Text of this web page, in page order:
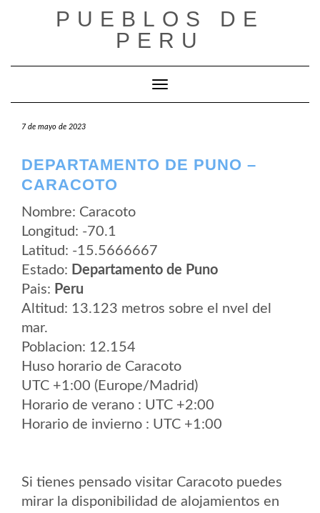
PUEBLOS DE
PERU
Cambiar modo de navegación
7 de mayo de 2023
DEPARTAMENTO DE PUNO –
CARACOTO
Nombre: Caracoto
Longitud: -70.1
Latitud: -15.5666667
Estado: Departamento de Puno
Pais: Peru
Altitud: 13.123 metros sobre el nvel del
mar.
Poblacion: 12.154
Huso horario de Caracoto
UTC +1:00 (Europe/Madrid)
Horario de verano : UTC +2:00
Horario de invierno : UTC +1:00
Si tienes pensado visitar Caracoto puedes
mirar la disponibilidad de alojamientos en